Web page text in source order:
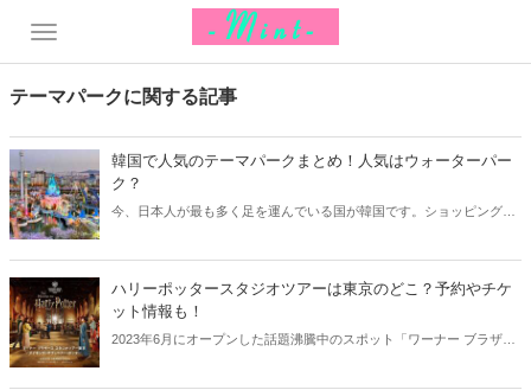
テーマパークに関する記事
韓国で人気のテーマパークまとめ！人気はウォーターパー
ク？
今、日本人が最も多く足を運んでいる国が韓国です。ショッピングや
ハリーポッタースタジオツアーは東京のどこ？予約やチケ
ット情報も！
2023年6月にオープンした話題沸騰中のスポット「ワーナー ブラザー